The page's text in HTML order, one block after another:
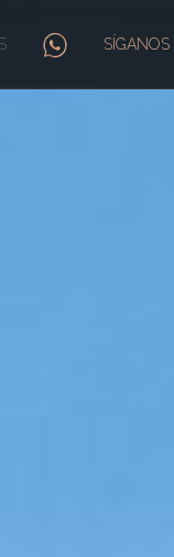
SÍGANOS